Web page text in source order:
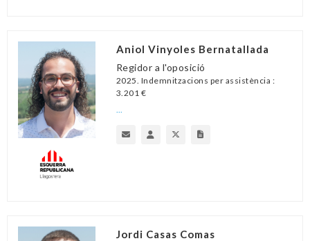
Aniol Vinyoles Bernatallada
Regidor a l'oposició
2025. Indemnitzacions per assistència :
3.201 €
...
Jordi Casas Comas